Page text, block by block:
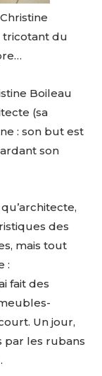
tricotant du
Boileau
(sa
: son but est
son
des
mais tout
:
fait des
Un jour,
par les rubans